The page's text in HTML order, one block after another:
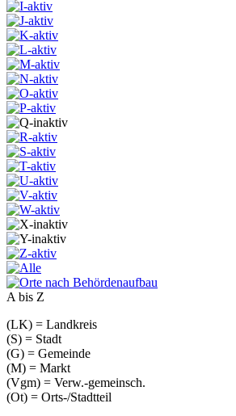
A bis Z
(LK) = Landkreis
(S) = Stadt
(G) = Gemeinde
(M) = Markt
(Vgm) = Verw.-gemeinsch.
(Ot) = Orts-/Stadtteil